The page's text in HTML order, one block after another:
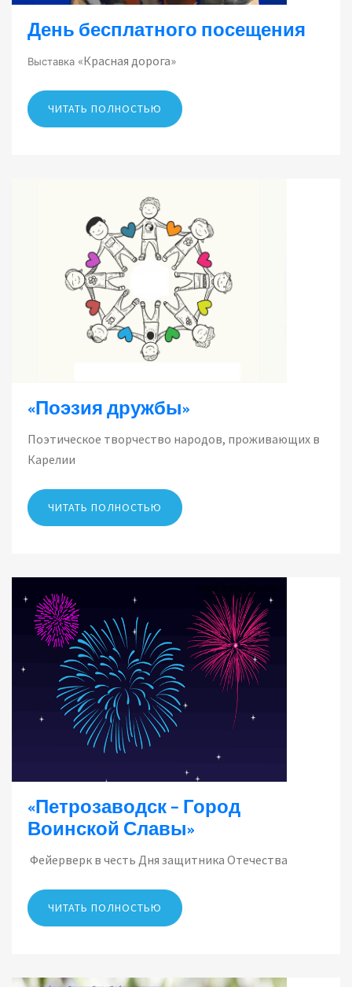
День бесплатного посещения
Выставка «Красная дорога»
ЧИТАТЬ ПОЛНОСТЬЮ
«Поэзия дружбы»
Поэтическое творчество народов, проживающих в
Карелии
ЧИТАТЬ ПОЛНОСТЬЮ
«Петрозаводск – Город
Воинской Славы»
Фейерверк в честь Дня защитника Отечества
ЧИТАТЬ ПОЛНОСТЬЮ